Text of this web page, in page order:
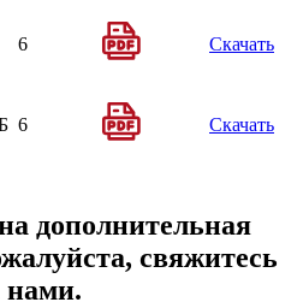
6 Скачать
6 Скачать
дополнительная
свяжитесь
нами.